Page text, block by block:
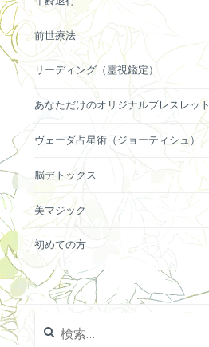
前世療法
リーディング（霊視鑑定）
あなただけのオリジナルブレスレット
ヴェーダ占星術（ジョーティシュ）
脳デトックス
美マジック
初めての方
索: